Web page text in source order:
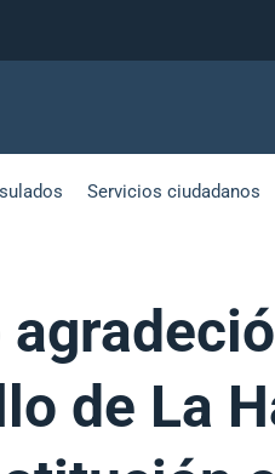
Servicios ciudadanos
de La